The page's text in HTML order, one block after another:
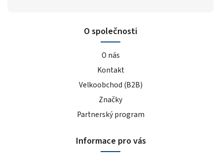
O společnosti
O nás
Kontakt
Velkoobchod (B2B)
Značky
Partnerský program
Informace pro vás